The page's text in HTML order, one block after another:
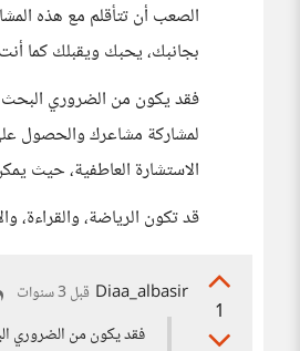
الصعب أن تتأقلم مع هذه
بجانبك، يحبك ويقبلك كما
فقد يكون من الضروري
لمشاركة مشاعرك والحصول
الاستشارة العاطفية، حيث
قد تكون الرياضة، والقراءة،
1
Diaa_albasir قبل 3 سنوات
فقد يكون من الضروري